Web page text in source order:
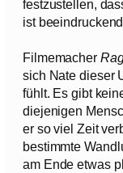
festzustellen,
ist
Filmemacher
sich Nate dieser
fühlt. Es gibt
diejenigen
er so viel Zeit
bestimmte
am Ende etwas